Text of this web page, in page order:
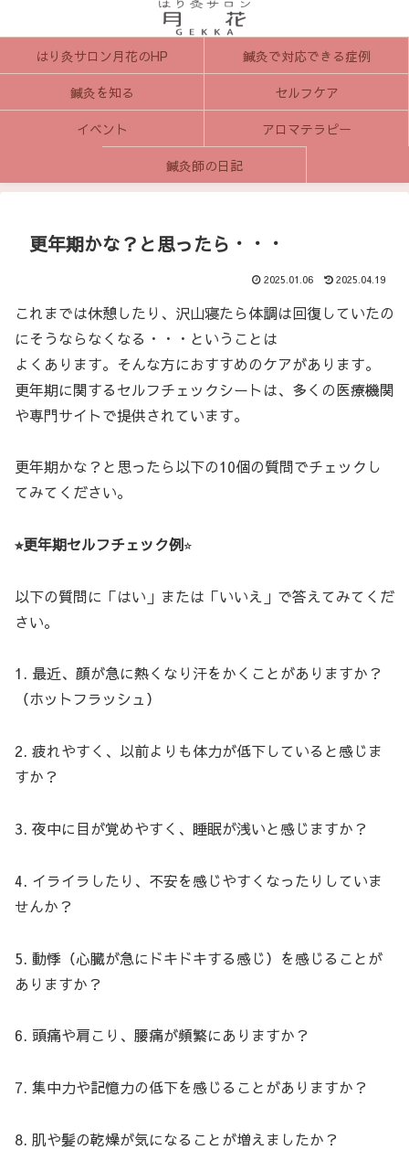
はり灸サロン月花のHP
鍼灸で対応できる症例
鍼灸を知る
セルフケア
イベント
アロマテラピー
鍼灸師の日記
更年期かな？と思ったら・・・
2025.01.06 2025.04.19
これまでは休憩したり、沢山寝たら体調は回復していたの
にそうならなくなる・・・ということは
よくあります。そんな方におすすめのケアがあります。
更年期に関するセルフチェックシートは、多くの医療機関
や専門サイトで提供されています。
更年期かな？と思ったら以下の10個の質問でチェックし
てみてください。
⭐︎更年期セルフチェック例⭐︎
以下の質問に「はい」または「いいえ」で答えてみてくだ
さい。
1. 最近、顔が急に熱くなり汗をかくことがありますか？
（ホットフラッシュ）
2. 疲れやすく、以前よりも体力が低下していると感じま
すか？
3. 夜中に目が覚めやすく、睡眠が浅いと感じますか？
4. イライラしたり、不安を感じやすくなったりしていま
せんか？
5. 動悸（心臓が急にドキドキする感じ）を感じることが
ありますか？
6. 頭痛や肩こり、腰痛が頻繁にありますか？
7. 集中力や記憶力の低下を感じることがありますか？
8. 肌や髪の乾燥が気になることが増えましたか？